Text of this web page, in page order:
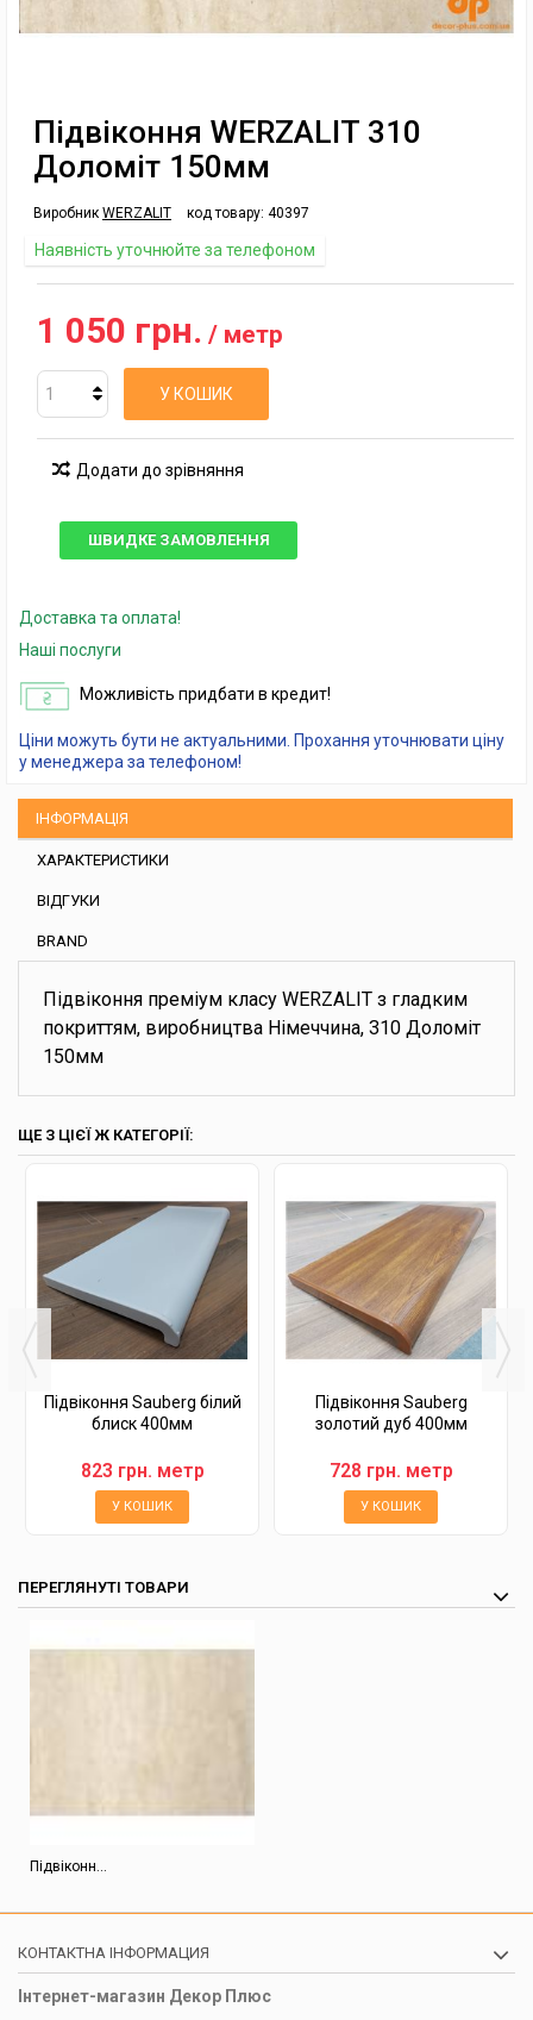
Підвіконня WERZALIT 310
Доломіт 150мм
Виробник WERZALIT код товару: 40397
Наявність уточнюйте за телефоном
1 050 грн. / метр
У КОШИК
Додати до зрівняння
ШВИДКЕ ЗАМОВЛЕННЯ
Доставка та оплата!
Наші послуги
Можливість придбати в кредит!
Ціни можуть бути не актуальними. Прохання уточнювати ціну
у менеджера за телефоном!
ІНФОРМАЦІЯ
ХАРАКТЕРИСТИКИ
ВІДГУКИ
BRAND
Підвіконня преміум класу WERZALIT з гладким
покриттям, виробництва Німеччина, 310 Доломіт
150мм
ЩЕ З ЦІЄЇ Ж КАТЕГОРІЇ:
Підвіконня Sauberg білий
блиск 400мм
823 грн. метр
У КОШИК
Підвіконня Sauberg
золотий дуб 400мм
728 грн. метр
У КОШИК
ПЕРЕГЛЯНУТІ ТОВАРИ
Підвіконн...
КОНТАКТНА ІНФОРМАЦИЯ
Інтернет-магазин Декор Плюс